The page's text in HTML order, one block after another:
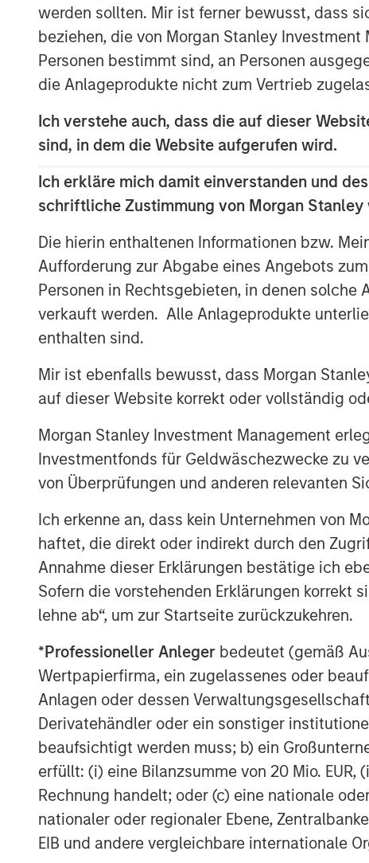
werden sollten. Mir ist ferner bewusst, dass
beziehen, die von Morgan Stanley
Personen bestimmt sind, an Personen
die Anlageprodukte nicht zum Vertrieb
Ich verstehe auch, dass die auf dieser
sind, in dem die Website aufgerufen wird.
Ich erkläre mich damit einverstanden und
schriftliche Zustimmung von Morgan
Die hierin enthaltenen Informationen bzw.
Aufforderung zur Abgabe eines Angebots
Personen in Rechtsgebieten, in denen
verkauft werden. Alle Anlageprodukte
enthalten sind.
Mir ist ebenfalls bewusst, dass Morgan
auf dieser Website korrekt oder vollständig
Morgan Stanley Investment Management
Investmentfonds für Geldwäschezwecke zu
von Überprüfungen und anderen relevanten
Ich erkenne an, dass kein Unternehmen von
haftet, die direkt oder indirekt durch den
Annahme dieser Erklärungen bestätige ich
Sofern die vorstehenden Erklärungen korrekt
lehne ab“, um zur Startseite zurückzukehren.
*Professioneller Anleger bedeutet (gemäß
Wertpapierfirma, ein zugelassenes oder
Anlagen oder dessen
Derivatehändler oder ein sonstiger
beaufsichtigt werden muss; b) ein
erfüllt: (i) eine Bilanzsumme von 20 Mio.
Rechnung handelt; oder (c) eine nationale
nationaler oder regionaler Ebene,
EIB und andere vergleichbare internationale
comprehensive package of outsourced
them to reduce their administrative
regulations, and gain access to
integrates payroll and tax processing,
risk management, government
into a single vendor solution that is
Headquartered in Tampa, Florida,
Jersey, and New York.
North America led by an impressive and
becoming increasingly vital to small and
efficiently manage the growing
maintaining a strong focus on their core
are delighted to partner with
and strong focus on clients have
CoAdvantage’s impressive organic and
Mike Maseda, Chief Executive Officer of
growth to broaden our market presence
We are proud of the work already
partnership to deliver significant value as
of operational excellence and drive
business services focus and follows four
investments. These include Creative
representing advertising, creative,
digital/interactive professionals; Access
that manages the largest network of
provider of light commercial temporary
a specialist provider of fleet solutions to
About Morgan Stanley Global Private